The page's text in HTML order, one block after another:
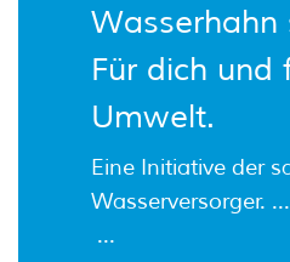
Wasserhahn
Für dich und
Umwelt.
Eine Initiative der
Wasserversorger.